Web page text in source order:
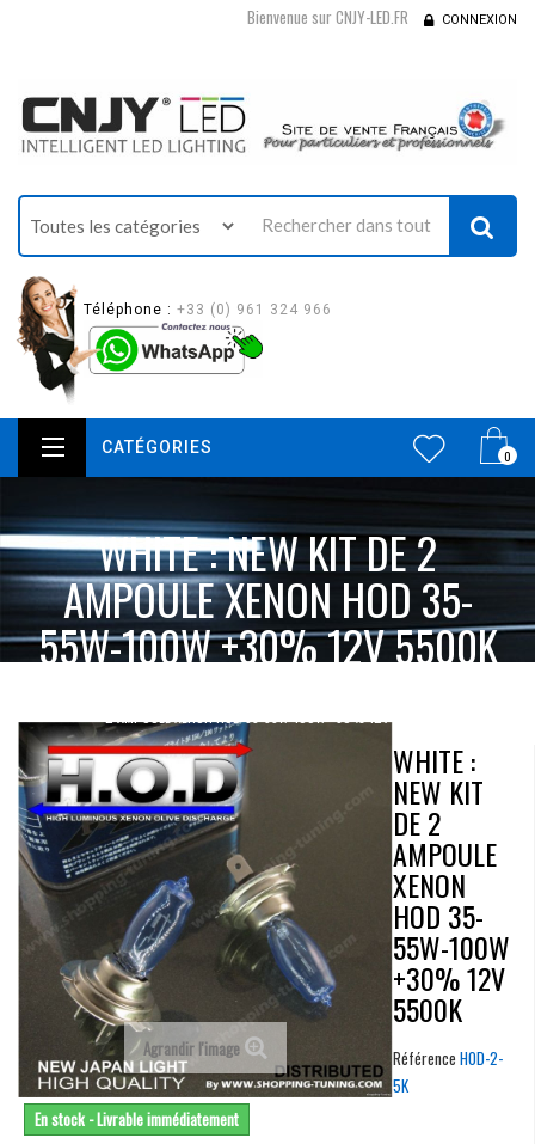
Bienvenue sur CNJY-LED.FR CONNEXION
Téléphone : +33 (0) 961 324 966
0
CATÉGORIES
WHITE : NEW KIT DE 2
AMPOULE XENON HOD 35-
55W-100W +30% 12V 5500K
Agrandir l'image
WHITE :
NEW KIT
DE 2
AMPOULE
XENON
HOD 35-
55W-100W
+30% 12V
5500K
Référence HOD-2-
5K
En stock - Livrable immédiatement